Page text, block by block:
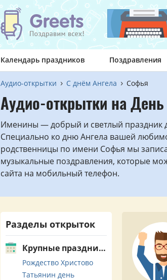
Календарь праздников Поздравления
Аудио-открытки С днём Ангела Софья
Аудио-открытки на
Именины — добрый и светлый праздник
Специально ко дню Ангела вашей
родственницы по имени Софья мы
музыкальные поздравления, которые
сайта на мобильный телефон.
Разделы открыток
Крупные праздники
Рождество Христово
Татьянин день